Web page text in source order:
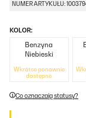
NUMER ARTYKUŁU:
KOLOR:
Benzyna
Niebieski
Wkrótce ponownie
dostępne
Co oznaczają statusy?